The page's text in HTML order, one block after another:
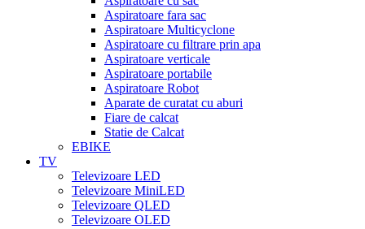
Aspiratoare fara sac
Aspiratoare Multicyclone
Aspiratoare cu filtrare prin apa
Aspiratoare verticale
Aspiratoare portabile
Aspiratoare Robot
Aparate de curatat cu aburi
Fiare de calcat
Statie de Calcat
EBIKE
TV
Televizoare LED
Televizoare MiniLED
Televizoare QLED
Televizoare OLED